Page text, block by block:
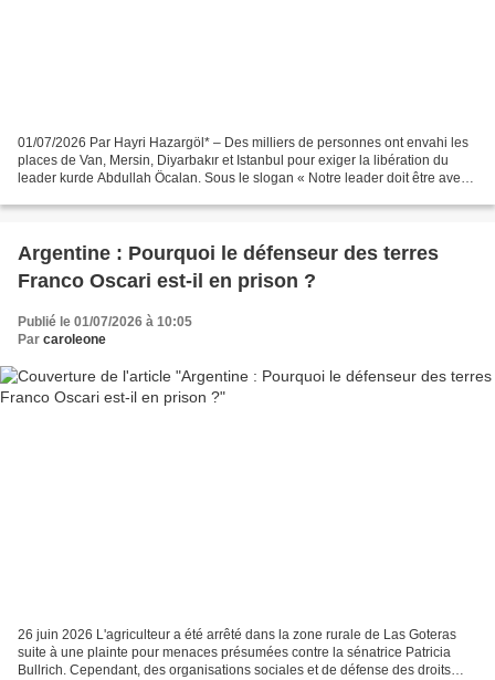
01/07/2026 Par Hayri Hazargöl* – Des milliers de personnes ont envahi les
places de Van, Mersin, Diyarbakır et Istanbul pour exiger la libération du
leader kurde Abdullah Öcalan. Sous le slogan « Notre leader doit être avec
Argentine : Pourquoi le défenseur des terres
Franco Oscari est-il en prison ?
Publié le 01/07/2026 à 10:05
Par caroleone
26 juin 2026 L'agriculteur a été arrêté dans la zone rurale de Las Goteras
suite à une plainte pour menaces présumées contre la sénatrice Patricia
Bullrich. Cependant, des organisations sociales et de défense des droits